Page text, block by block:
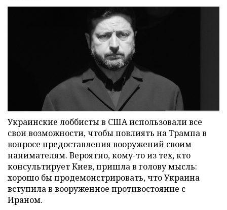
Украинские лоббисты в США использовали все
свои возможности, чтобы повлиять на Трампа в
вопросе предоставления вооружений своим
нанимателям. Вероятно, кому-то из тех, кто
консультирует Киев, пришла в голову мысль:
хорошо бы продемонстрировать, что Украина
вступила в вооруженное противостояние с
Ираном.